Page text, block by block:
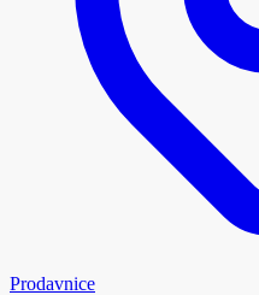
Prodavnice